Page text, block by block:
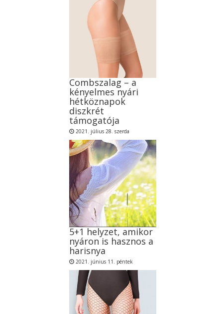
Combszalag – a
kényelmes nyári
hétköznapok
diszkrét
támogatója
2021. július 28. szerda
5+1 helyzet, amikor
nyáron is hasznos a
harisnya
2021. június 11. péntek